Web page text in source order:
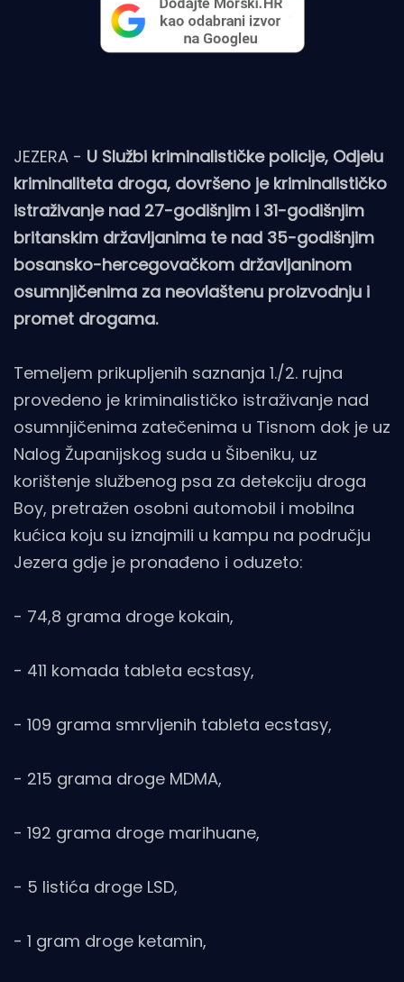
JEZERA - U Službi kriminalističke policije, Odjelu
kriminaliteta droga, dovršeno je kriminalističko
istraživanje nad 27-godišnjim i 31-godišnjim
britanskim državljanima te nad 35-godišnjim
bosansko-hercegovačkom državljaninom
osumnjičenima za neovlaštenu proizvodnju i
promet drogama.
Temeljem prikupljenih saznanja 1./2. rujna
provedeno je kriminalističko istraživanje nad
osumnjičenima zatečenima u Tisnom dok je uz
Nalog Županijskog suda u Šibeniku, uz
korištenje službenog psa za detekciju droga
Boy, pretražen osobni automobil i mobilna
kućica koju su iznajmili u kampu na području
Jezera gdje je pronađeno i oduzeto:
- 74,8 grama droge kokain,
- 411 komada tableta ecstasy,
- 109 grama smrvljenih tableta ecstasy,
- 215 grama droge MDMA,
- 192 grama droge marihuane,
- 5 listića droge LSD,
- 1 gram droge ketamin,